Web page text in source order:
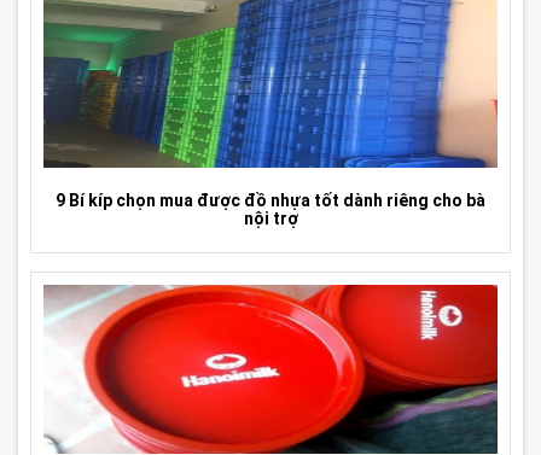
9 Bí kíp chọn mua được đồ nhựa tốt dành riêng cho bà
nội trợ